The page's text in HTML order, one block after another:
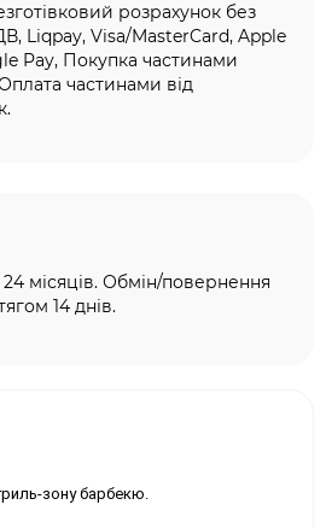
розрахунок без
Liqpay, Visa/MasterCard, Apple
Pay, Покупка частинами
частинами від
24 місяців. Обмін/повернення
14 днів.
зону барбекю.